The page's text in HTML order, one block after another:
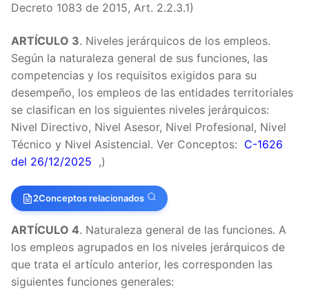
Decreto 1083 de 2015, Art. 2.2.3.1)
ARTÍCULO 3. Niveles jerárquicos de los empleos.
Según la naturaleza general de sus funciones, las
competencias y los requisitos exigidos para su
desempeño, los empleos de las entidades territoriales
se clasifican en los siguientes niveles jerárquicos:
Nivel Directivo, Nivel Asesor, Nivel Profesional, Nivel
Técnico y Nivel Asistencial. Ver Conceptos: C-1626
del 26/12/2025 ,)
2Conceptos relacionados
ARTÍCULO 4. Naturaleza general de las funciones. A
los empleos agrupados en los niveles jerárquicos de
que trata el artículo anterior, les corresponden las
siguientes funciones generales: